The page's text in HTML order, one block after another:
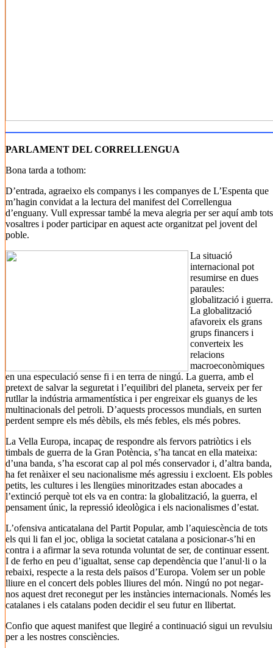
PARLAMENT DEL CORRELLENGUA
Bona tarda a tothom:
D’entrada, agraeixo els companys i les companyes de L’Espenta que
m’hagin convidat a la lectura del manifest del Correllengua
d’enguany. Vull expressar també la meva alegria per ser aquí amb tots
vosaltres i poder participar en aquest acte organitzat pel jovent del
poble.
La situació
internacional pot
resumirse en dues
paraules:
globalització i guerra.
La globalització
afavoreix els grans
grups financers i
converteix les
relacions
macroeconòmiques
en una especulació sense fi i en terra de ningú. La guerra, amb el
pretext de salvar la seguretat i l’equilibri del planeta, serveix per fer
rutllar la indústria armamentística i per engreixar els guanys de les
multinacionals del petroli. D’aquests processos mundials, en surten
perdent sempre els més dèbils, els més febles, els més pobres.
La Vella Europa, incapaç de respondre als fervors patriòtics i els
timbals de guerra de la Gran Potència, s’ha tancat en ella mateixa:
d’una banda, s’ha escorat cap al pol més conservador i, d’altra banda,
ha fet renàixer el seu nacionalisme més agressiu i excloent. Els pobles
petits, les cultures i les llengües minoritzades estan abocades a
l’extinció perquè tot els va en contra: la globalització, la guerra, el
pensament únic, la repressió ideològica i els nacionalismes d’estat.
L’ofensiva anticatalana del Partit Popular, amb l’aquiescència de tots
els qui li fan el joc, obliga la societat catalana a posicionar-s’hi en
contra i a afirmar la seva rotunda voluntat de ser, de continuar essent.
I de ferho en peu d’igualtat, sense cap dependència que l’anul·li o la
rebaixi, respecte a la resta dels països d’Europa. Volem ser un poble
lliure en el concert dels pobles lliures del món. Ningú no pot negar-
nos aquest dret reconegut per les instàncies internacionals. Només les
catalanes i els catalans poden decidir el seu futur en llibertat.
Confio que aquest manifest que llegiré a continuació sigui un revulsiu
per a les nostres consciències.